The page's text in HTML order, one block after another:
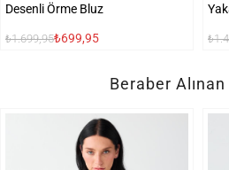
Desenli Örme Bluz
₺1.699,95₺699,95
Beraber